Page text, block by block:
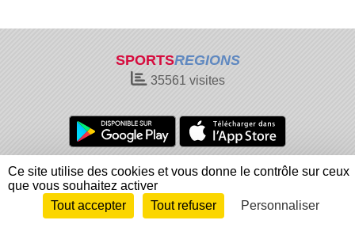
SPORTSREGIONS
35561 visites
Charte cookies
Gestion des cookies
Informations légales
Signaler un contenu inapproprié
Envie de participer ?
Connexion
Ce site utilise des cookies et vous donne le contrôle sur ceux
que vous souhaitez activer
Tout accepter
Tout refuser Personnaliser